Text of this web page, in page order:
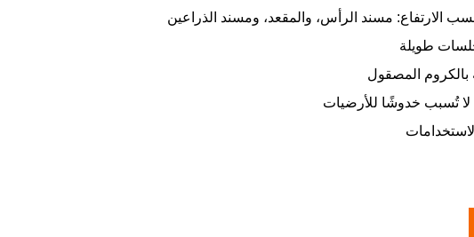
الارتفاع: مسند الرأس، والمقعد، ومسند الذراعين
طويلة
بالكروم المصقول
تُسبب خدوشًا للأرضيات